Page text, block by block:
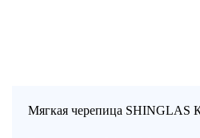
Мягкая черепица SHINGLAS